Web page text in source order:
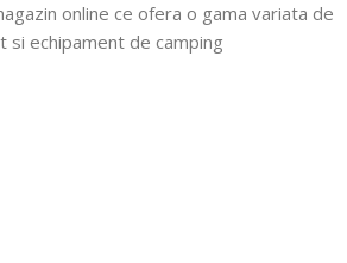
online ce ofera o gama variata de
echipament de camping